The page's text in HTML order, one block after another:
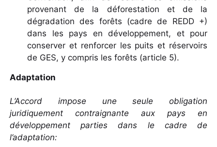
provenant de la déforestation et de la
dégradation des forêts (cadre de REDD +)
dans les pays en développement, et pour
conserver et renforcer les puits et réservoirs
de GES, y compris les forêts (article 5).
Adaptation
L’Accord impose une seule obligation
juridiquement contraignante aux pays en
développement parties dans le cadre de
l’adaptation: